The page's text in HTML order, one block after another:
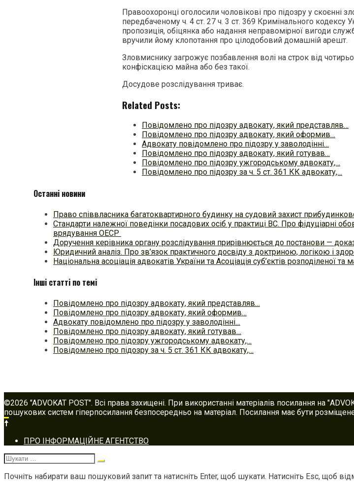
Правоохоронці оголосили чоловікові про підозру у скоєнні
передбаченому ч. 4 ст. 27 ч. 3 ст. 369 Кримінального кодексу
пропозиція, обіцянка або надання неправомірної вигоди
вручили йому клопотання про цілодобовий домашній арешт.
Зловмиснику загрожує позбавлення волі на строк від
конфіскацією майна або без такої.
Досудове розслідування триває.
Related Posts:
Повідомлено про підозру адвокату, який представляв…
Повідомлено про підозру адвокату, який оформив…
Адвокату повідомлено про підозру у заволодінні…
Повідомлено про підозру адвокату, який готував…
Повідомлено про підозру ужгородському адвокату,…
Повідомлено про підозру за ч. 5 ст. 361 КК адвокату,…
Останні новини
Право співвласника багатоквартирного будинку на судовий захист
Стандарти належної поведінки посадових осіб у практиці ВC. Про фідуціарні
врядування ОЕСР
Доручення керівника органу розслідування прирівнюється до постанови —
Юридичний аналіз. Про зв’язок практичного досвіду з доктриною, логікою і
Національна асоціація адвокатів України та Асоціація суб’єктів розподіленої
Інші статті по темі
Повідомлено про підозру адвокату, який представляв…
Повідомлено про підозру адвокату, який оформив…
Адвокату повідомлено про підозру у заволодінні…
Повідомлено про підозру адвокату, який готував…
Повідомлено про підозру ужгородському адвокату,…
Повідомлено про підозру за ч. 5 ст. 361 КК адвокату,…
©2026 "ADVOKAT POST". Всі права захищені. При використанні матеріалів посилання на
пошукових систем гіперпосилання безпосередньо на матеріал. Посилання має бути
Footer
navigation
ПРО ІНФОРМАЦІЙНЕ АГЕНТСТВО
Шукати:
Почніть набирати ваш пошуковий запит та натисніть Enter, щоб шукати. Натисніть Esc, щоб